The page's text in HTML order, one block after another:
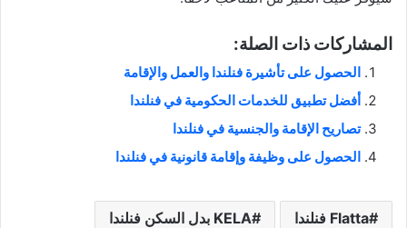
المشاركات ذات الصلة:
الحصول على تأشيرة فنلندا والعمل والإقامة
أفضل تطبيق للخدمات الحكومية في فنلندا
تصاريح الإقامة والجنسية في فنلندا
الحصول على وظيفة وإقامة قانونية في فنلندا
Flatta فنلندا KELA بدل السكن فنلندا